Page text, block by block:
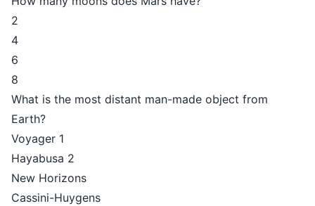
2
4
6
8
What is the most distant man-made object from
Earth?
Voyager 1
Hayabusa 2
New Horizons
Cassini-Huygens